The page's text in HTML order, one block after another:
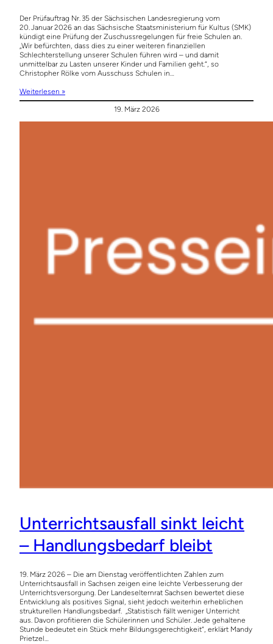
Der Prüfauftrag Nr. 35 der Sächsischen Landesregierung vom
20. Januar 2026 an das Sächsische Staatsministerium für Kultus (SMK)
kündigt eine Prüfung der Zuschussregelungen für freie Schulen an.
„Wir befürchten, dass dies zu einer weiteren finanziellen
Schlechterstellung unserer Schulen führen wird – und damit
unmittelbar zu Lasten unserer Kinder und Familien geht.“, so
Christopher Rölke vom Ausschuss Schulen in…
Weiterlesen »
19. März 2026
Unterrichtsausfall sinkt leicht
– Handlungsbedarf bleibt
19. März 2026 – Die am Dienstag veröffentlichten Zahlen zum
Unterrichtsausfall in Sachsen zeigen eine leichte Verbesserung der
Unterrichtsversorgung. Der Landeselternrat Sachsen bewertet diese
Entwicklung als positives Signal, sieht jedoch weiterhin erheblichen
strukturellen Handlungsbedarf. „Statistisch fällt weniger Unterricht
aus. Davon profitieren die Schülerinnen und Schüler. Jede gehaltene
Stunde bedeutet ein Stück mehr Bildungsgerechtigkeit“, erklärt Mandy
Prietzel…